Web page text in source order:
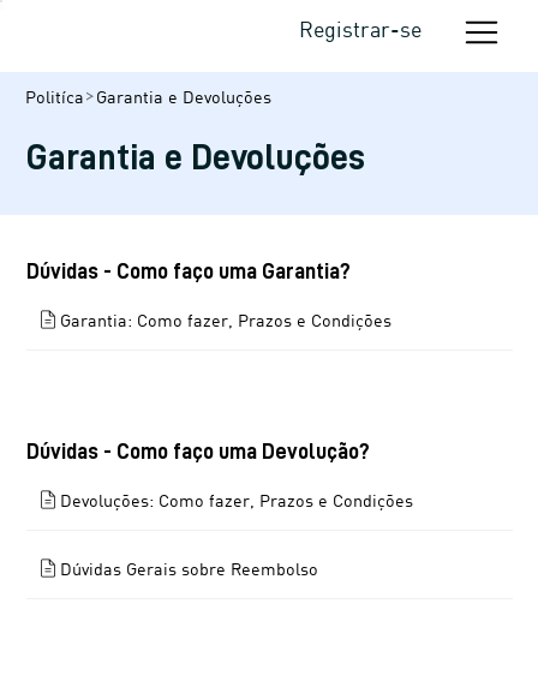
Registrar-se
Politíca Garantia e Devoluções
Garantia e Devoluções
Dúvidas - Como faço uma Garantia?
Garantia: Como fazer, Prazos e Condições
Dúvidas - Como faço uma Devolução?
Devoluções: Como fazer, Prazos e Condições
Dúvidas Gerais sobre Reembolso